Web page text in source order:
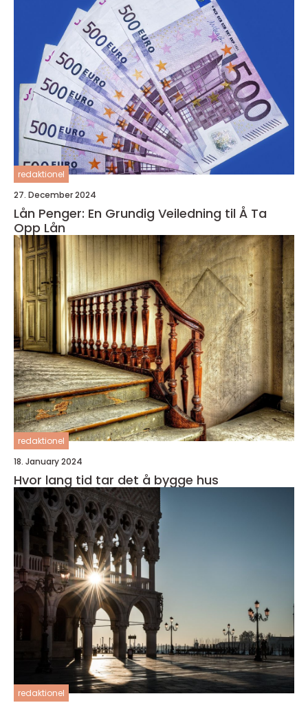
redaktionel
27. December 2024
Lån Penger: En Grundig Veiledning til Å Ta
Opp Lån
redaktionel
18. January 2024
Hvor lang tid tar det å bygge hus
redaktionel